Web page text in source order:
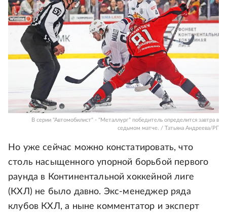
В серии "Автомобилист" - "Металлург" победитель определится завтра в
седьмом матче. / Татьяна Андреева/РГ
Но уже сейчас можно констатировать, что
столь насыщенного упорной борьбой первого
раунда в Континентальной хоккейной лиге
(КХЛ) не было давно. Экс-менеджер ряда
клубов КХЛ, а ныне комментатор и эксперт